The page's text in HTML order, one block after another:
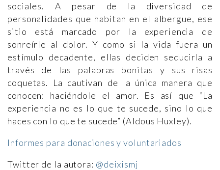
sociales. A pesar de la diversidad de
personalidades que habitan en el albergue, ese
sitio está marcado por la experiencia de
sonreírle al dolor. Y como si la vida fuera un
estímulo decadente, ellas deciden seducirla a
través de las palabras bonitas y sus risas
coquetas. La cautivan de la única manera que
conocen: haciéndole el amor. Es así que “La
experiencia no es lo que te sucede, sino lo que
haces con lo que te sucede” (Aldous Huxley).
Informes para donaciones y voluntariados
Twitter de la autora: @deixismj